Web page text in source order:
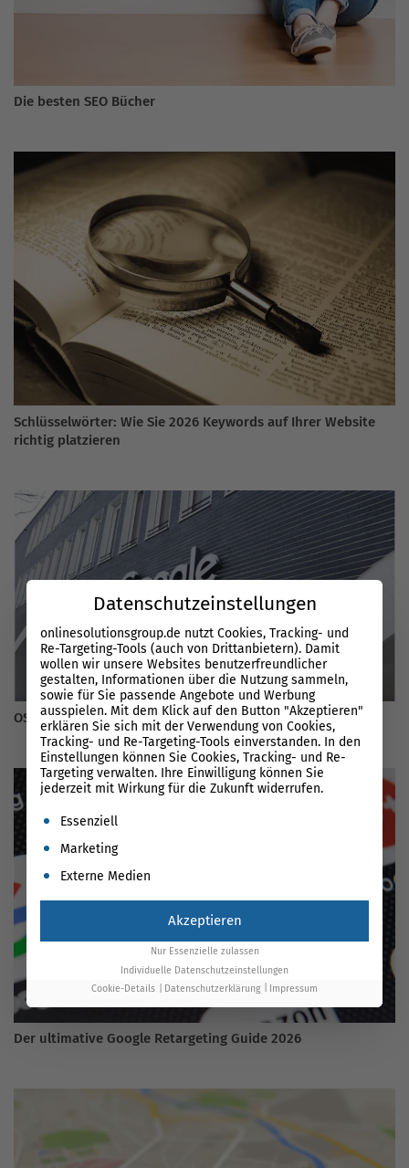
Die besten SEO Bücher
Schlüsselwörter: Wie Sie 2026 Keywords auf Ihrer Website
richtig platzieren
OSG beim Google Product Kickoff 2017 Q1
Der ultimative Google Retargeting Guide 2026
Datenschutzeinstellungen
onlinesolutionsgroup.de nutzt Cookies, Tracking- und
Re-Targeting-Tools (auch von Drittanbietern). Damit
wollen wir unsere Websites benutzerfreundlicher
gestalten, Informationen über die Nutzung sammeln,
sowie für Sie passende Angebote und Werbung
ausspielen. Mit dem Klick auf den Button "Akzeptieren"
erklären Sie sich mit der Verwendung von Cookies,
Tracking- und Re-Targeting-Tools einverstanden. In den
Einstellungen können Sie Cookies, Tracking- und Re-
Targeting verwalten. Ihre Einwilligung können Sie
jederzeit mit Wirkung für die Zukunft widerrufen.
Es folgt eine Liste der Service-Gruppen, für die eine
Essenziell
Marketing
Externe Medien
Akzeptieren
Nur Essenzielle zulassen
Individuelle Datenschutzeinstellungen
Cookie-Details
Datenschutzerklärung Impressum